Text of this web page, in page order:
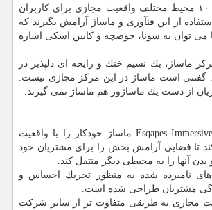
در این مركز ماساژ ۱۰ محیط مختلف واقعیت مجازی برای كاربران
از این فنآوری و ماساژ آرامش بگیرند كه
توان به سونا، حوضچه و كابین اسكی اشاره
ماساژ، یك نسیم خنك و رایحه ای دلپذیر در
گفتنی است ماساژ در این مركز مجازی نیست.
از دست یك ماساژور هم ماساژ نمی گیرند.
Esqapes Immersive Relaxation ماساژ خودكار را با واقعیت
تا فضایی آرامش بخش را برای مشتریان خود
آنها را به محیطی دیگر منتقل كند.
نامبرده شده به منظور تحریك احساس و
مشتریان طراحی شده است.
مجازی به طریقی متفاوت تر از سایر شركت